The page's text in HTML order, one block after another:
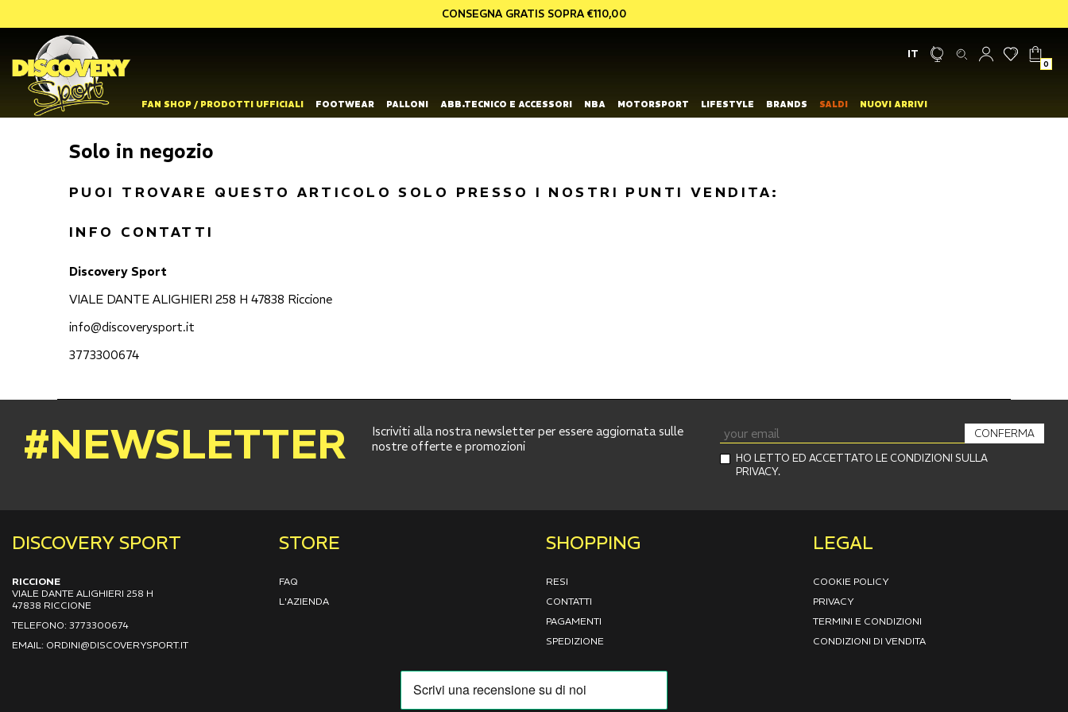
CONSEGNA GRATIS SOPRA €110,00
IT
0
FOOTWEAR PALLONI ABB.TECNICO E ACCESSORI NBA MOTORSPORT LIFESTYLE
FAN SHOP / PRODOTTI UFFICIALI BRANDS SALDI NUOVI ARRIVI
Solo in negozio
PUOI TROVARE QUESTO ARTICOLO SOLO PRESSO I NOSTRI PUNTI VENDITA:
INFO CONTATTI
Discovery Sport
VIALE DANTE ALIGHIERI 258 H 47838 Riccione
info@discoverysport.it
3773300674
#NEWSLETTER
Iscriviti alla nostra newsletter per essere aggiornata sulle
nostre offerte e promozioni
HO LETTO ED ACCETTATO LE CONDIZIONI SULLA
PRIVACY.
CONFERMA
DISCOVERY SPORT
RICCIONE
VIALE DANTE ALIGHIERI 258 H
47838 RICCIONE
TELEFONO: 3773300674
EMAIL: ORDINI@DISCOVERYSPORT.IT
STORE
FAQ
L'AZIENDA
SHOPPING
RESI
CONTATTI
PAGAMENTI
SPEDIZIONE
LEGAL
COOKIE POLICY
PRIVACY
TERMINI E CONDIZIONI
CONDIZIONI DI VENDITA